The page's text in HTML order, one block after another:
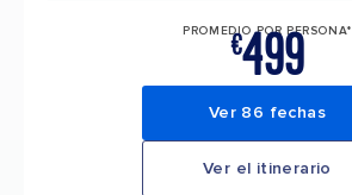
PROMEDIO POR PERSONA*
€499
Ver 86 fechas
Ver el itinerario